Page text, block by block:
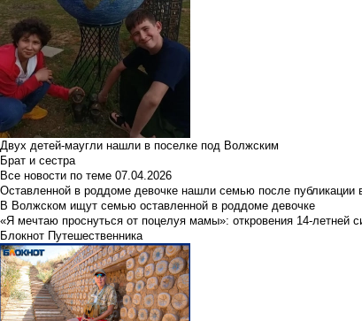
Двух детей-маугли нашли в поселке под Волжским
Брат и сестра
Все новости по теме 07.04.2026
Оставленной в роддоме девочке нашли семью после публикации
В Волжском ищут семью оставленной в роддоме девочке
«Я мечтаю проснуться от поцелуя мамы»: откровения 14-летней
Блокнот Путешественника